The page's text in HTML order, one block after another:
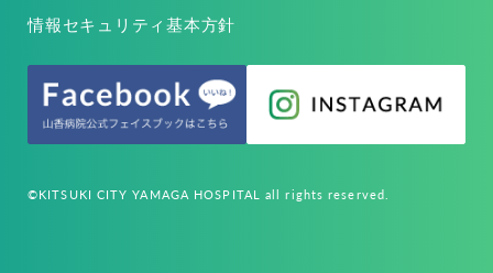
情報セキュリティ基本方針
©KITSUKI CITY YAMAGA HOSPITAL all rights reserved.